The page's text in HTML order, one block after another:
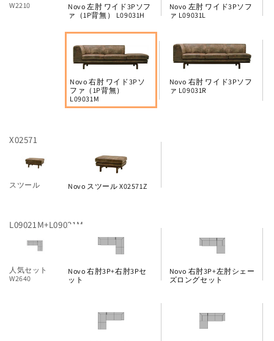
W2210
Novo 左肘 ワイド3Pソフ
ァ（1P背無） L09031H
Novo 左肘 ワイド3Pソフ
ァ L09031L
Novo 右肘 ワイド3Pソ
ファ（1P背無）
L09031M
Novo 右肘 ワイド3Pソフ
ァ L09031R
X02571
スツール Novo スツール X02571Z
L09021M+L09021M
人気セット
W2640
Novo 右肘3P+右肘3Pセ
ット
Novo 右肘3P+左肘シェー
ズロングセット